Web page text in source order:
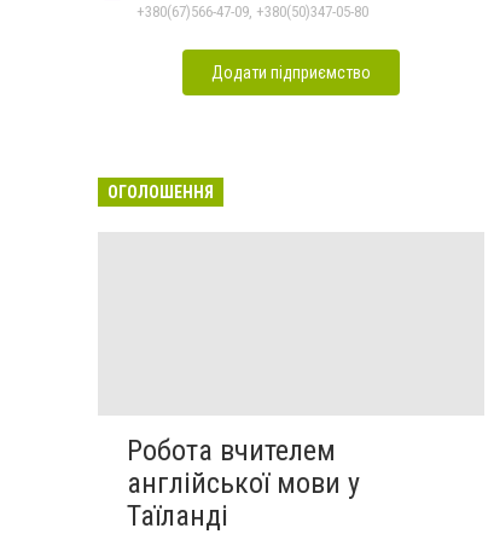
+380(67)566-47-09, +380(50)347-05-80
Додати підприємство
ОГОЛОШЕННЯ
Робота вчителем
англійської мови у
Таїланді